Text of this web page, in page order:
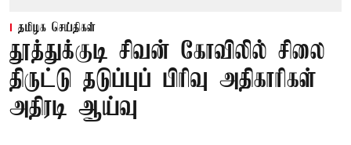
தமிழக செய்திகள்
தூத்துக்குடி சிவன் கோவிலில் சிலை
திருட்டு தடுப்புப் பிரிவு அதிகாரிகள்
அதிரடி ஆய்வு